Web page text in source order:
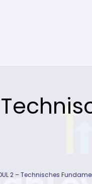
2 – Technisches